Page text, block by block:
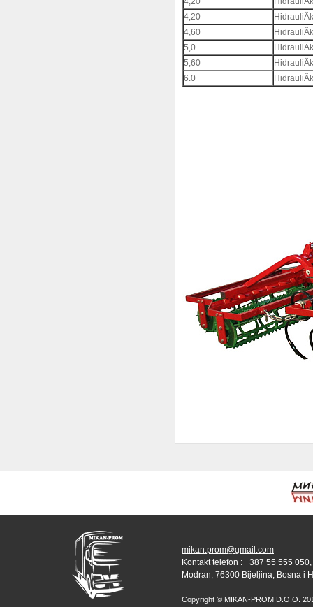
4,20
4,60
5,0
5,60
6.0
mikan.prom@gmail.com
Kontakt telefon : +387 55 555
Modran, 76300 Bijeljina, Bosna i
Copyright © MIKAN-PROM D.O.O.